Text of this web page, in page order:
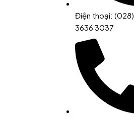
Điện thoại: (028)
3636 3037